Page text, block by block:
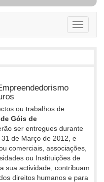
Toggle
ou trabalhos de
Góis de
ser entregues durante
de Março de 2012, e
comerciais, associações,
ou Instituições de
sua actividade, contribuam
direitos humanos e para